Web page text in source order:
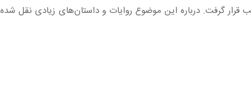
قرار گرفت. درباره این موضوع روایات و داستان‌های زیادی نقل شده